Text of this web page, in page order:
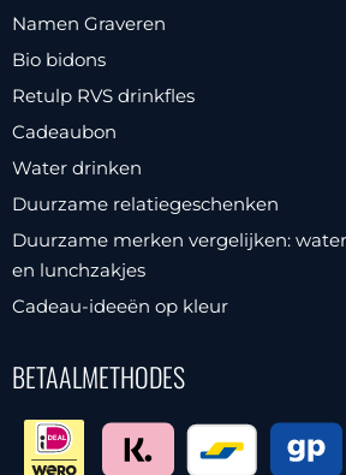
Namen Graveren
Bio bidons
Retulp RVS drinkfles
Cadeaubon
Water drinken
Duurzame relatiegeschenken
Duurzame merken vergelijken:
en lunchzakjes
Cadeau-ideeën op kleur
BETAALMETHODES